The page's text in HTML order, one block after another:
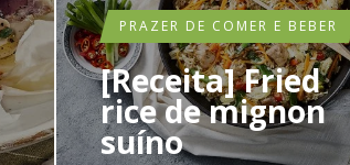
PRAZER DE COMER E BEBER
[Receita] Fried
rice de mignon
suíno